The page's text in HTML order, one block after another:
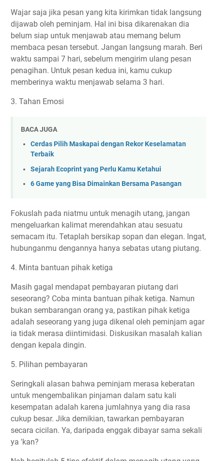
Wajar saja jika pesan yang kita kirimkan tidak langsung
dijawab oleh peminjam. Hal ini bisa dikarenakan dia
belum siap untuk menjawab atau memang belum
membaca pesan tersebut. Jangan langsung marah. Beri
waktu sampai 7 hari, sebelum mengirim ulang pesan
penagihan. Untuk pesan kedua ini, kamu cukup
memberinya waktu menjawab selama 3 hari.
3. Tahan Emosi
BACA JUGA
Cerdas Pilih Maskapai dengan Rekor Keselamatan
Terbaik
Sejarah Ecoprint yang Perlu Kamu Ketahui
6 Game yang Bisa Dimainkan Bersama Pasangan
Fokuslah pada niatmu untuk menagih utang, jangan
mengeluarkan kalimat merendahkan atau sesuatu
semacam itu. Tetaplah bersikap sopan dan elegan. Ingat,
hubunganmu dengannya hanya sebatas utang piutang.
4. Minta bantuan pihak ketiga
Masih gagal mendapat pembayaran piutang dari
seseorang? Coba minta bantuan pihak ketiga. Namun
bukan sembarangan orang ya, pastikan pihak ketiga
adalah seseorang yang juga dikenal oleh peminjam agar
ia tidak merasa diintimidasi. Diskusikan masalah kalian
dengan kepala dingin.
5. Pilihan pembayaran
Seringkali alasan bahwa peminjam merasa keberatan
untuk mengembalikan pinjaman dalam satu kali
kesempatan adalah karena jumlahnya yang dia rasa
cukup besar. Jika demikian, tawarkan pembayaran
secara cicilan. Ya, daripada enggak dibayar sama sekali
ya 'kan?